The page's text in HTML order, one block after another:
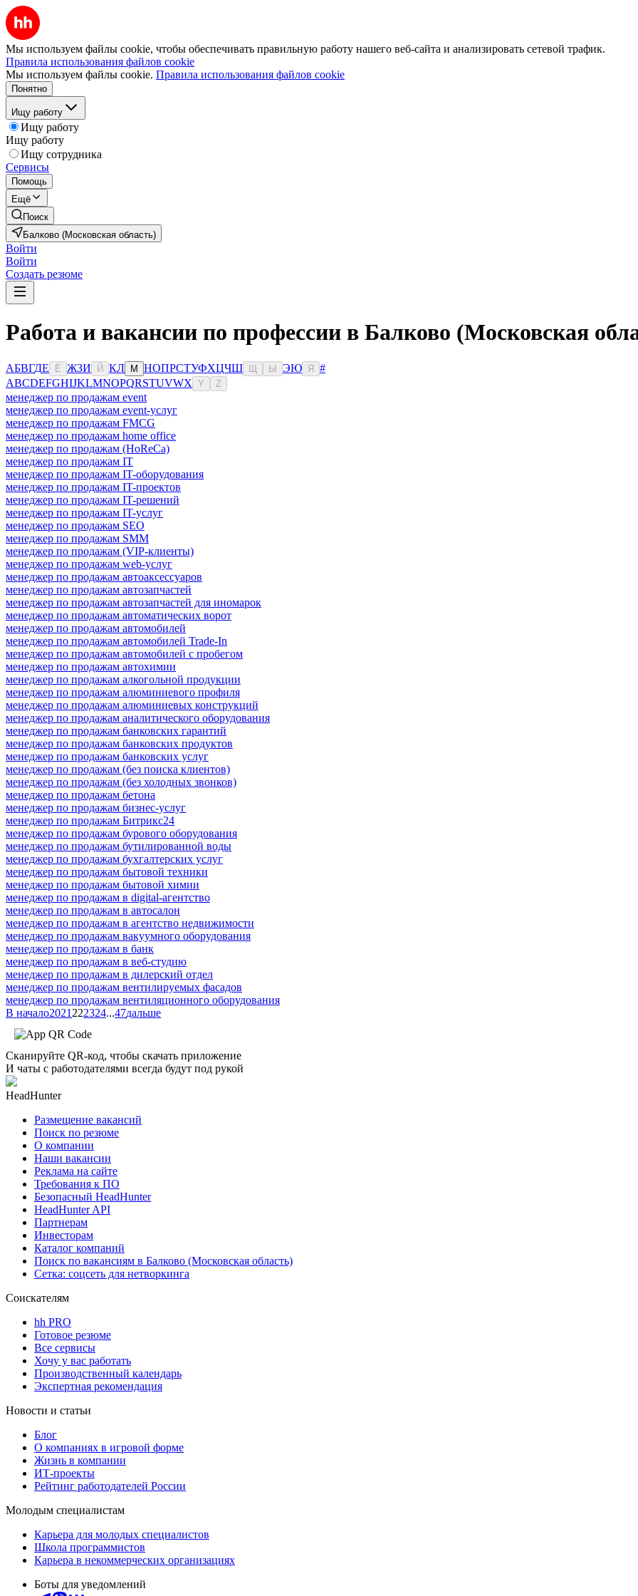
Мы используем файлы cookie, чтобы обеспечивать правильную работу нашего веб-сайта и анализировать сетевой трафик.
Правила использования файлов cookie
Мы используем файлы cookie. Правила использования файлов cookie
Понятно
Ищу работу
Ищу работу
Ищу работу
Ищу сотрудника
Сервисы
Помощь
Ещё
Поиск
Балково (Московская область)
Войти
Войти
Создать резюме
Работа и вакансии по профессии в Балково (Московская
АБВГДЕ Ё ЖЗИ Й КЛ М НОПРСТУФХЦЧШ Ы ЭЮ Я
#
ABCDEFGHIJKLMNOPQRSTUVWX Y Z
менеджер по продажам event
менеджер по продажам event-услуг
менеджер по продажам FMCG
менеджер по продажам home office
менеджер по продажам (HoReCa)
менеджер по продажам IT
менеджер по продажам IT-оборудования
менеджер по продажам IT-проектов
менеджер по продажам IT-решений
менеджер по продажам IT-услуг
менеджер по продажам SEO
менеджер по продажам SMM
менеджер по продажам (VIP-клиенты)
менеджер по продажам web-услуг
менеджер по продажам автоаксессуаров
менеджер по продажам автозапчастей
менеджер по продажам автозапчастей для иномарок
менеджер по продажам автоматических ворот
менеджер по продажам автомобилей
менеджер по продажам автомобилей Trade-In
менеджер по продажам автомобилей с пробегом
менеджер по продажам автохимии
менеджер по продажам алкогольной продукции
менеджер по продажам алюминиевого профиля
менеджер по продажам алюминиевых конструкций
менеджер по продажам аналитического оборудования
менеджер по продажам банковских гарантий
менеджер по продажам банковских продуктов
менеджер по продажам банковских услуг
менеджер по продажам (без поиска клиентов)
менеджер по продажам (без холодных звонков)
менеджер по продажам бетона
менеджер по продажам бизнес-услуг
менеджер по продажам Битрикс24
менеджер по продажам бурового оборудования
менеджер по продажам бутилированной воды
менеджер по продажам бухгалтерских услуг
менеджер по продажам бытовой техники
менеджер по продажам бытовой химии
менеджер по продажам в digital-агентство
менеджер по продажам в автосалон
менеджер по продажам в агентство недвижимости
менеджер по продажам вакуумного оборудования
менеджер по продажам в банк
менеджер по продажам в веб-студию
менеджер по продажам в дилерский отдел
менеджер по продажам вентилируемых фасадов
менеджер по продажам вентиляционного оборудования
В начало2021 222324...47дальше
Сканируйте QR-код, чтобы скачать приложение
И чаты с работодателями всегда будут под рукой
HeadHunter
Размещение вакансий
Поиск по резюме
О компании
Наши вакансии
Реклама на сайте
Требования к ПО
Безопасный HeadHunter
HeadHunter API
Партнерам
Инвесторам
Каталог компаний
Поиск по вакансиям в Балково (Московская область)
Сетка: соцсеть для нетворкинга
Соискателям
hh PRO
Готовое резюме
Все сервисы
Хочу у вас работать
Производственный календарь
Экспертная рекомендация
Новости и статьи
Блог
О компаниях в игровой форме
Жизнь в компании
ИТ-проекты
Рейтинг работодателей России
Молодым специалистам
Карьера для молодых специалистов
Школа программистов
Карьера в некоммерческих организациях
Боты для уведомлений